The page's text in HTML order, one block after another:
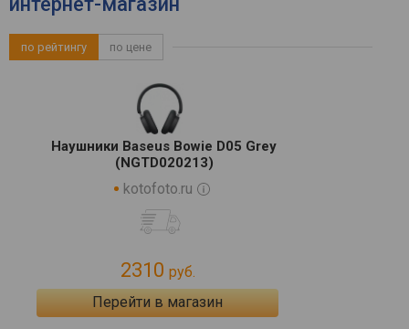
по рейтингу по цене
Наушники Baseus Bowie D05 Grey
(NGTD020213)
kotofoto.ru
2310 руб.
Перейти в магазин